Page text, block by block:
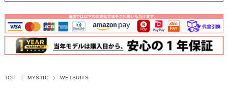
TOP MYSTIC WETSUITS